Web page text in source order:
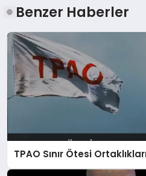
Benzer Haberler
TPAO Sınır Ötesi